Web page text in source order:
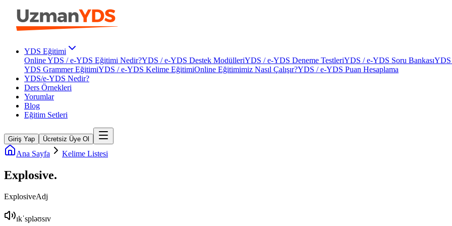
YDS Eğitimi
Online YDS / e-YDS Eğitimi Nedir?YDS / e-YDS Destek ModülleriYDS / e-YDS Deneme TestleriYDS / e-YDS Soru BankasıYDS
YDS Grammer EğitimiYDS / e-YDS Kelime EğitimiOnline Eğitimimiz Nasıl Çalışır?YDS / e-YDS Puan Hesaplama
YDS/e-YDS Nedir?
Ders Örnekleri
Yorumlar
Blog
Eğitim Setleri
Giriş Yap Ücretsiz Üye Ol
Ana Sayfa Kelime Listesi
Explosive.
ExplosiveAdj
ɪkˈspləʊsɪv